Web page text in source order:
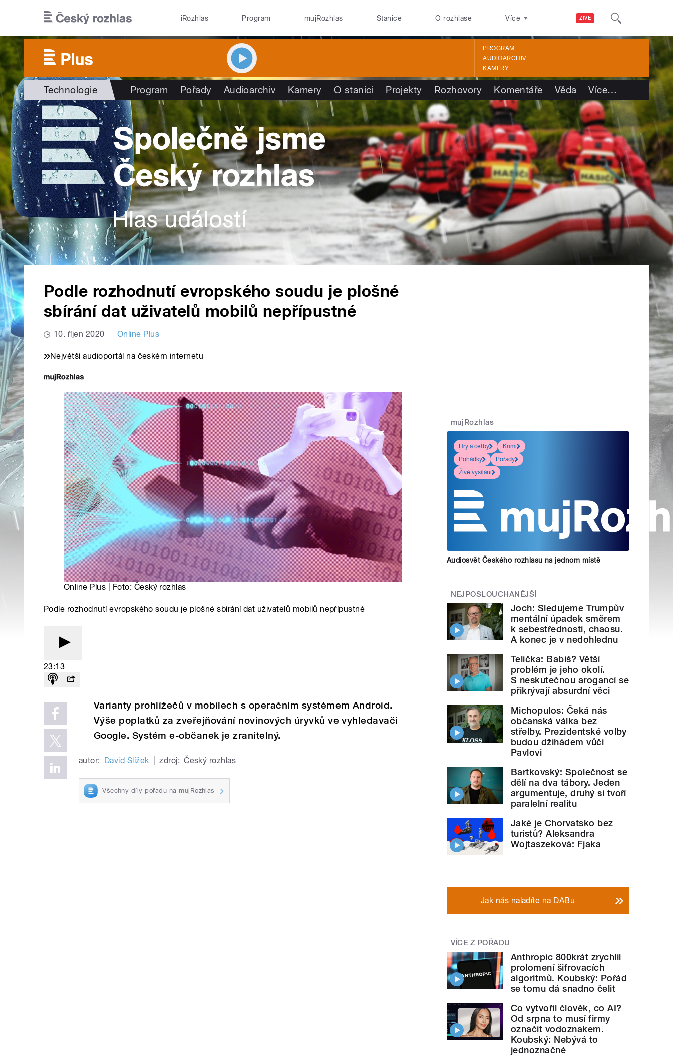
ŽIVĚ
iRozhlas Program mujRozhlas Stanice O rozhlase Více
PROGRAM
AUDIOARCHIV
KAMERY
Technologie Program Pořady Audioarchiv Kamery O stanici Projekty Rozhovory Komentáře Věda Více…
Podle rozhodnutí evropského soudu je plošné
sbírání dat uživatelů mobilů nepřípustné
10. říjen 2020 Online Plus
Největší audioportál na českém internetu
Online Plus | Foto: Český rozhlas
Podle rozhodnutí evropského soudu je plošné sbírání dat uživatelů mobilů nepřípustné
23:13
Varianty prohlížečů v mobilech s operačním systémem Android.
Výše poplatků za zveřejňování novinových úryvků ve vyhledavači
Google. Systém e-občanek je zranitelný.
autor: David Slížek zdroj: Český rozhlas
Všechny díly pořadu na mujRozhlas
mujRozhlas
Hry a četby
Krimi
Pohádky
Pořady
Živé vysílání
Audiosvět Českého rozhlasu na jednom místě
NEJPOSLOUCHANĚJŠÍ
Joch: Sledujeme Trumpův
mentální úpadek směrem
k sebestřednosti, chaosu.
A konec je v nedohlednu
Telička: Babiš? Větší
problém je jeho okolí.
S neskutečnou arogancí se
přikrývají absurdní věci
Michopulos: Čeká nás
občanská válka bez
střelby. Prezidentské volby
budou džihádem vůči
Pavlovi
Bartkovský: Společnost se
dělí na dva tábory. Jeden
argumentuje, druhý si tvoří
paralelní realitu
Jaké je Chorvatsko bez
turistů? Aleksandra
Wojtaszeková: Fjaka
Jak nás naladíte na DABu
VÍCE Z POŘADU
Anthropic 800krát zrychlil
prolomení šifrovacích
algoritmů. Koubský: Pořád
se tomu dá snadno čelit
Co vytvořil člověk, co AI?
Od srpna to musí firmy
označit vodoznakem.
Koubský: Nebývá to
jednoznačné